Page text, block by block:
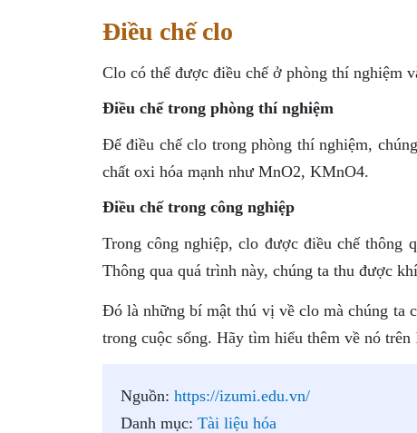
Điều chế clo
Clo có thể được điều chế ở phòng thí nghiệm
Điều chế trong phòng thí nghiệm
Để điều chế clo trong phòng thí nghiệm,
chất oxi hóa mạnh như MnO2, KMnO4.
Điều chế trong công nghiệp
Trong công nghiệp, clo được điều chế thông
Thông qua quá trình này, chúng ta thu được
Đó là những bí mật thú vị về clo mà chúng ta
trong cuộc sống. Hãy tìm hiểu thêm về nó trên
Nguồn: https://izumi.edu.vn/
Danh mục: Tài liệu hóa